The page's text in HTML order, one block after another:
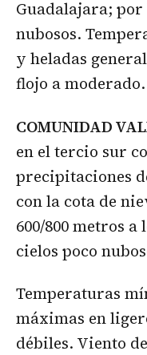
Guadalajara;
nubosos.
y heladas
flojo a moderado.
COMUNIDAD
en el tercio sur
precipitaciones
con la cota de
600/800 metros a
cielos poco
Temperaturas
máximas en
débiles. Viento